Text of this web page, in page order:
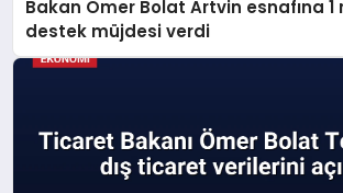
Bakan Ömer Bolat Artvin esnafına 1
destek müjdesi verdi